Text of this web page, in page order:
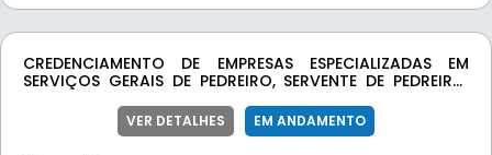
CREDENCIAMENTO DE EMPRESAS ESPECIALIZADAS EM
SERVIÇOS GERAIS DE PEDREIRO, SERVENTE DE PEDREIRO,
SOLDADOR PARA ATENDER AS DEMANDAS DAS
SECRETARIAS DO MUNICIPIO DE MOEDA/MG, CONFORME
VER DETALHES EM ANDAMENTO